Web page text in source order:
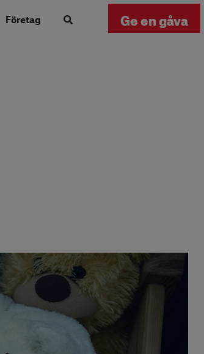
Företag Ge en gåva